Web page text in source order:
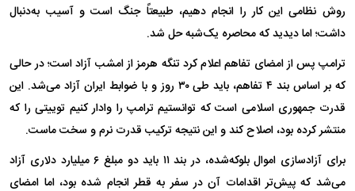
روش نظامی این کار را انجام دهیم، طبیعتاً جنگ است و آسیب به‌دنبال
داشت؛ اما دیدید که محاصره یک‌شبه حل شد.
ترامپ پس از امضای تفاهم اعلام کرد تنگه هرمز از امشب آزاد است؛ در حالی
که بر اساس بند ۴ تفاهم، باید طی ۳۰ روز و با ضوابط ایران آزاد می‌شد. این
قدرت جمهوری اسلامی است که توانستیم ترامپ را وادار کنیم توییتی را که
منتشر کرده بود، اصلاح کند و این نتیجه ترکیب قدرت نرم و سخت ماست.
برای آزادسازی اموال بلوکه‌شده، در بند ۱۱ باید دو مبلغ ۶ میلیارد دلاری آزاد
می‌شد که پیش‌تر اقدامات آن در سفر به قطر انجام شده بود، اما امضای